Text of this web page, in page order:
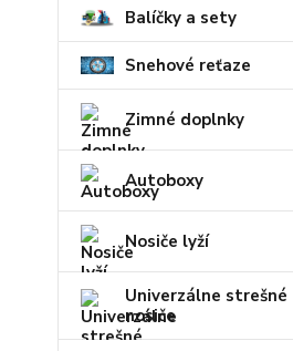
Balíčky a sety
Snehové reťaze
Zimné doplnky
Autoboxy
Nosiče lyží
Univerzálne strešné
nosiče